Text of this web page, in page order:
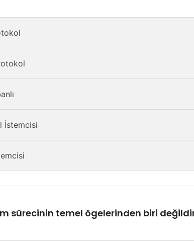
İstemcisi
sürecinin temel ögelerinden biri